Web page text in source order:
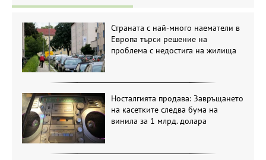
Страната с най-много наематели в
Европа търси решение на
проблема с недостига на жилища
Носталгията продава: Завръщането
на касетките следва бума на
винила за 1 млрд. долара